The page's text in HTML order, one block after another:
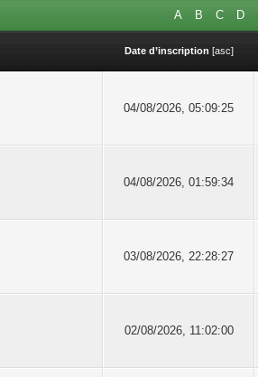
A B C D
Date d’inscription [asc]
04/08/2026, 05:09:25
04/08/2026, 01:59:34
03/08/2026, 22:28:27
02/08/2026, 11:02:00